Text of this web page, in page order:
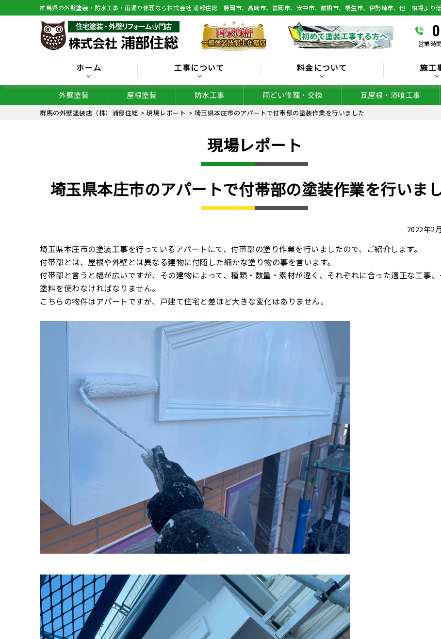
群馬県の外壁塗装・防水工事・雨漏り修理なら株式会社 浦部住総 藤岡市、高崎市、富岡市、安中市、前橋市、桐生市、伊勢崎市、他 相場より
営業時
ホーム 工事について 料金について 施工
外壁塗装 屋根塗装 防水工事 雨どい修理・交換 瓦屋根・漆喰工事
群馬の外壁塗装店（株）浦部住総 > 現場レポート > 埼玉県本庄市のアパートで付帯部の塗装作業を行いました
現場レポート
埼玉県本庄市のアパートで付帯部の塗装作業を行いま
2022年2
埼玉県本庄市の塗装工事を行っているアパートにて、付帯部の塗り作業を行いましたので、ご紹介します。
付帯部とは、屋根や外壁とは異なる建物に付随した細かな塗り物の事を言います。
付帯部と言うと幅が広いですが、その建物によって、種類・数量・素材が違く、それぞれに合った適正な工事、
塗料を使わなければなりません。
こちらの物件はアパートですが、戸建て住宅と差ほど大きな変化はありません。